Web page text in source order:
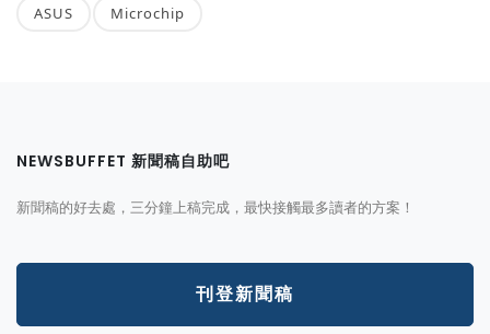
ASUS Microchip
NEWSBUFFET 新聞稿自助吧
新聞稿的好去處，三分鐘上稿完成，最快接觸最多讀者的方案！
刊登新聞稿